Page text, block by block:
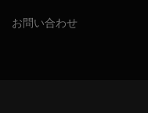
お問い合わせ